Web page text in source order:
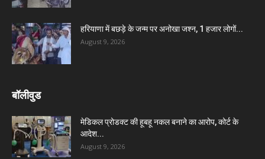
हरियाणा में बछड़े के जन्म पर अनोखा जश्न, 1 हजार लोगों...
August 9, 2026
बॉलीवुड
मेडिकल प्रोडक्ट की हूबहू नकल बनाने का आरोप, कोर्ट के
आदेश...
August 9, 2026